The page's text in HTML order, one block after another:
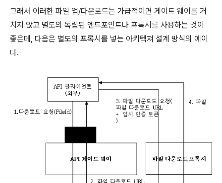
그래서 이러한 파일 업/다운로드는 가급적이면 게이트 웨이를 거
치지 않고 별도의 독립된 엔드포인트나 프록시를 사용하는 것이
좋은데, 다음은 별도의 프록시를 넣는 아키텍쳐 설계 방식의 예이
다.